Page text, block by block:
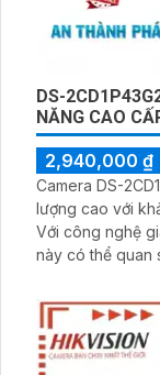
DS-
NĂNG CAO
2,940,000 ₫
Camera DS-
lượng cao với
Với công nghệ
này có thể quan
công nghệ nén